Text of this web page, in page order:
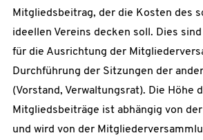
Mitgliedsbeitrag, der die Kosten des
ideellen Vereins decken soll. Dies
für die Ausrichtung der
Durchführung der Sitzungen der
(Vorstand, Verwaltungsrat). Die Höhe
Mitgliedsbeiträge ist abhängig von
und wird von der